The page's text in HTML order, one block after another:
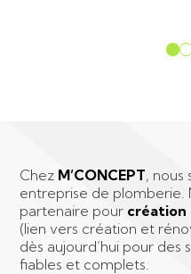
Chez M’CONCEPT, nous
entreprise de plomberie.
partenaire pour
(lien vers création et
dès aujourd’hui pour
fiables et complets.